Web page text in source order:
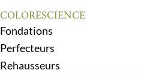
COLORESCIENCE
Fondations
Perfecteurs
Rehausseurs